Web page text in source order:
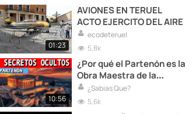
01:23
AVIONES EN TERUEL
ACTO EJERCITO DEL AIRE
ecodeteruel
5,8k
10:56
¿Por qué el Partenón es la
Obra Maestra de la
Antigua Grecia?
¿Sabias Que?
5,6k